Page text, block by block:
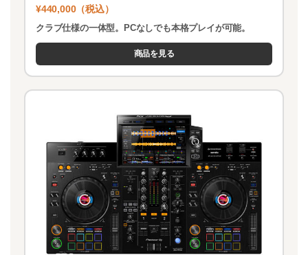
¥440,000（税込）
クラブ仕様の一体型。PCなしでも本格プレイが可能。
商品を見る